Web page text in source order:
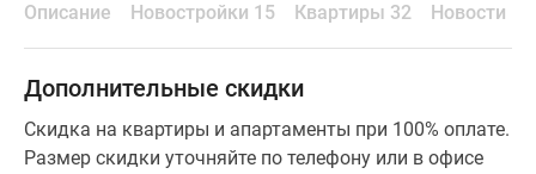
Описание Новостройки 15 Квартиры 32 Новости
Дополнительные скидки
Скидка на квартиры и апартаменты при 100% оплате.
Размер скидки уточняйте по телефону или в офисе